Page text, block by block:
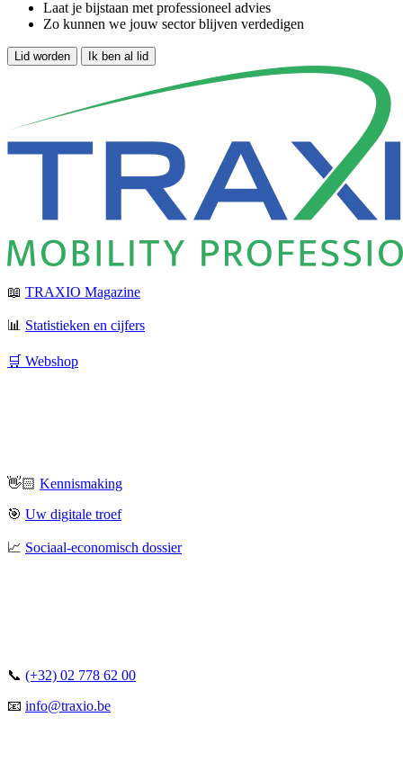
Laat je bijstaan met professioneel advies
Zo kunnen we jouw sector blijven verdedigen
Lid worden Ik ben al lid
📖 TRAXIO Magazine
📊 Statistieken en cijfers
🛒 Webshop
👋🏻 Kennismaking
🎯 Uw digitale troef
📈 Sociaal-economisch dossier
📞 (+32) 02 778 62 00
📧 info@traxio.be